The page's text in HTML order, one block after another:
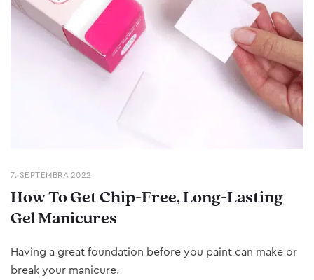
7. SEPTEMBRA 2022
How To Get Chip-Free, Long-Lasting
Gel Manicures
Having a great foundation before you paint can make or
break your manicure.